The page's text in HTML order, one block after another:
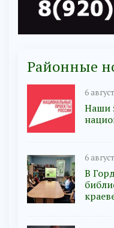
Районные
6
Наши
6
В